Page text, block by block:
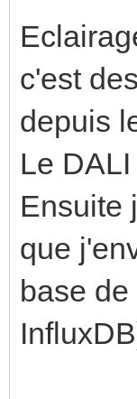
c'est
depuis
Le
Ensuite
que
base